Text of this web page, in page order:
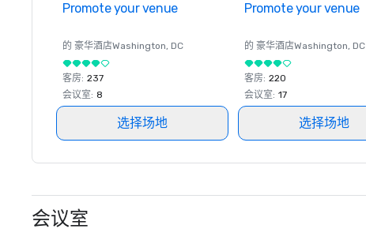
Promote your venue
的 豪华酒店Washington, DC
客房: 237
会议室: 8
选择场地
Promote your venue
的 豪华酒店Washington, DC
客房: 220
会议室: 17
选择场地
会议室